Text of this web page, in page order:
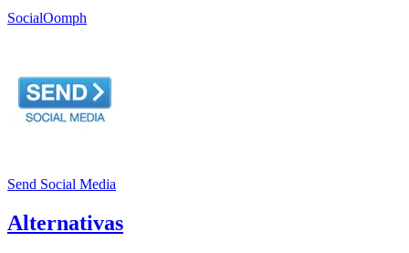
SocialOomph
Send Social Media
Alternativas